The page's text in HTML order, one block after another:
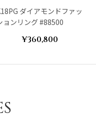
ダイアモンドファッ
ョンリング #88500
¥360,800